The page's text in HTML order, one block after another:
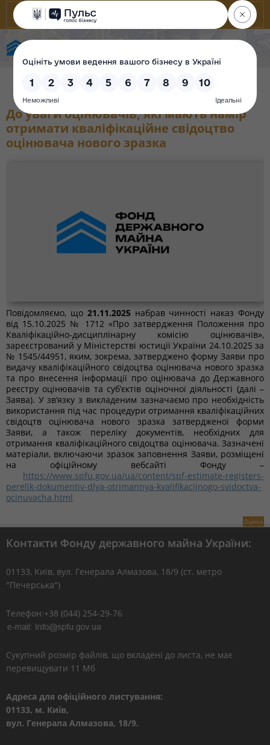
До уваги оцінювачів, які мають намір
отримати кваліфікаційне свідоцтво
оцінювача нового зразка
Повідомляємо, що 21.11.2025набрав чинності наказ Фонду
від 15.10.2025 № 1712 «Про затвердження Положення про
Кваліфікаційно-дисциплінарну комісію оцінювачів»,
зареєстрований у Міністерстві юстиції України 24.10.2025 за
№ 1545/44951, яким, зокрема, затверджено форму Заяви про
видачу кваліфікаційного свідоцтва оцінювача нового зразка
та про внесення інформації про оцінювача до Державного
реєстру оцінювачів та суб’єктів оціночної діяльності (далі –
Заява). У зв’язку з викладеним зазначаємо про необхідність
використання під час процедури отримання кваліфікаційних
свідоцтв оцінювача нового зразка затвердженої форми
Заяви, а також переліку документів, необхідних для
отримання кваліфікаційного свідоцтва оцінювача. Зазначені
матеріали, включаючи зразок заповнення Заяви, розміщені
на офіційному вебсайті Фонду –
https://www.spfu.gov.ua/ua/content/spf-estimate-registers-
perelik-dokumentiv-dlya-otrimannya-kvalifikacijnogo-svidoctva-
ocinuvacha.html
Оцінка
Контакти Фонду державного майна України:
01133, Kиїв, вул. Генерала Алмазова, 18/9 (ст. метро
"Печерська")
Телефон:+38 (044) 254-29-76
Сукупний розмір файлів, що вкладені до листа, не має
перевищувати 11 Мб
Адреса для офіційного листування:
01133, м. Київ,
вул. Генерала Алмазова, 18/9.